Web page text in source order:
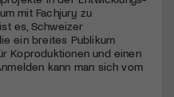
mit Fachjury zu
es, Schweizer
ein breites Publikum
Koproduktionen und einen
kann man sich vom